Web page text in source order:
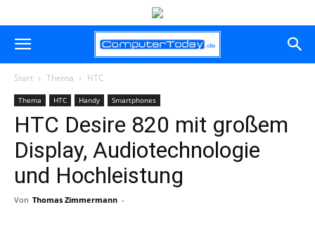
Start Thema HTC
Thema HTC Handy Smartphones
HTC Desire 820 mit großem
Display, Audiotechnologie
und Hochleistung
Von Thomas Zimmermann -